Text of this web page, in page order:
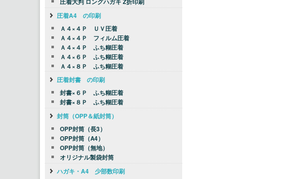
圧着A4 の印刷
Ａ４×４Ｐ ＵＶ圧着
Ａ４×４Ｐ フィルム圧着
Ａ４×４Ｐ ふち糊圧着
Ａ４×６Ｐ ふち糊圧着
Ａ４×８Ｐ ふち糊圧着
圧着封書 の印刷
封書×６Ｐ ふち糊圧着
封書×８Ｐ ふち糊圧着
封筒（OPP＆紙封筒）
OPP封筒（長3）
OPP封筒（A4）
OPP封筒（無地）
オリジナル製袋封筒
ハガキ・A4 少部数印刷